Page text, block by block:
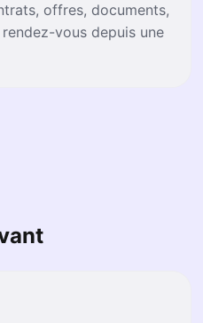
offres, documents,
vous depuis une